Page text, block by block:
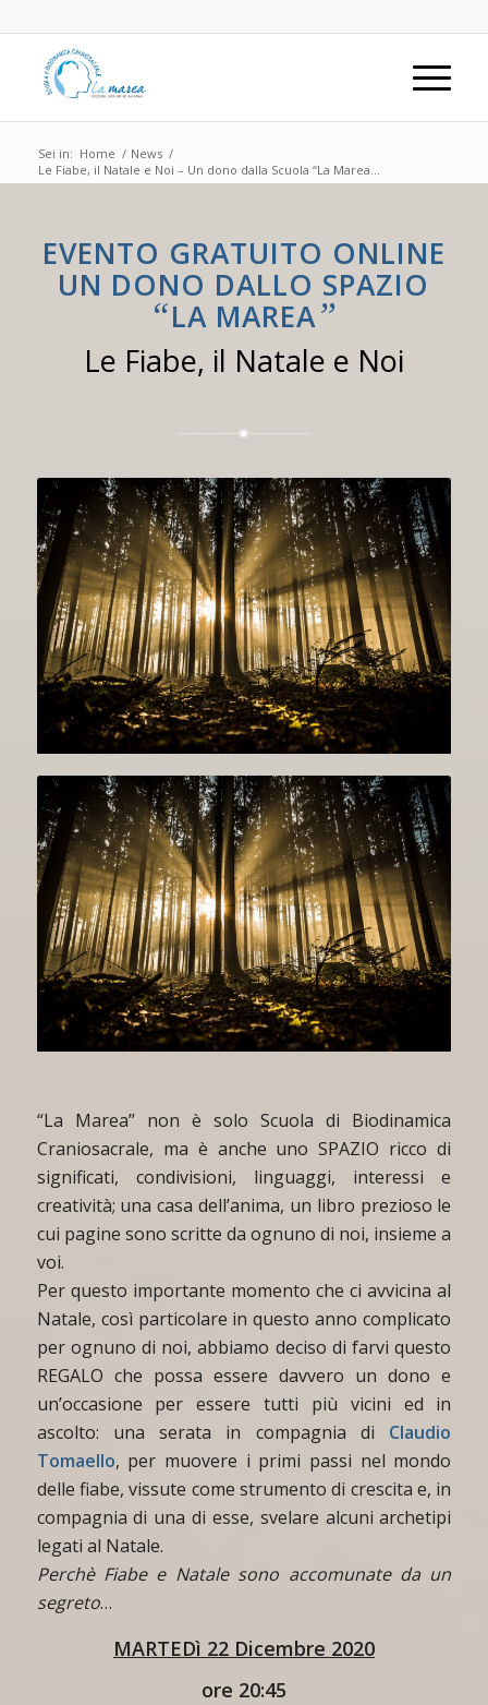
Sei in: Home / News /
Le Fiabe, il Natale e Noi – Un dono dalla Scuola “La Marea...
EVENTO GRATUITO ONLINE
UN DONO DALLO SPAZIO
“LA MAREA”
Le Fiabe, il Natale e Noi
“La Marea” non è solo Scuola di Biodinamica
Craniosacrale, ma è anche uno SPAZIO ricco di
significati, condivisioni, linguaggi, interessi e
creatività; una casa dell’anima, un libro prezioso le
cui pagine sono scritte da ognuno di noi, insieme a
voi.
Per questo importante momento che ci avvicina al
Natale, così particolare in questo anno complicato
per ognuno di noi, abbiamo deciso di farvi questo
REGALO che possa essere davvero un dono e
un’occasione per essere tutti più vicini ed in
ascolto: una serata in compagnia di Claudio
Tomaello, per muovere i primi passi nel mondo
delle fiabe, vissute come strumento di crescita e, in
compagnia di una di esse, svelare alcuni archetipi
legati al Natale.
Perchè Fiabe e Natale sono accomunate da un
segreto…
MARTEDì 22 Dicembre 2020
ore 20:45